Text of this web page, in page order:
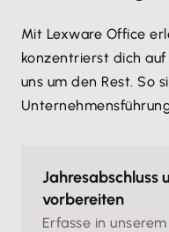
Mit Lexware Office
konzentrierst dich
uns um den Rest. So
Jahresabschluss
vorbereiten
Erfasse in